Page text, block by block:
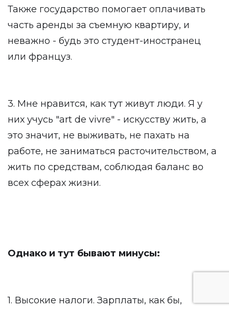
Также государство помогает оплачивать
часть аренды за съемную квартиру, и
неважно - будь это студент-иностранец
или француз.
3. Мне нравится, как тут живут люди. Я у
них учусь "art de vivre" - искусству жить, а
это значит, не выживать, не пахать на
работе, не заниматься расточительством, а
жить по средствам, соблюдая баланс во
всех сферах жизни.
Однако и тут бывают минусы:
1. Высокие налоги. Зарплаты, как бы,